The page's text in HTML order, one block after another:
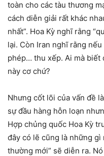
toàn cho các tàu thương
cách diễn giải rất khác
nhất”. Hoa Kỳ nghĩ rằng
lại. Còn Iran nghĩ rằng
phép… thu xếp. Ai mà biết
này cơ chứ?
Nhưng cốt lõi của vấn đề
sự đầu hàng hỗn loạn
Hợp chủng quốc Hoa Kỳ
đây có lẽ cũng là những gì
thường mới” sẽ diễn ra.